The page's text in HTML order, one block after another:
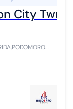
City Twr C